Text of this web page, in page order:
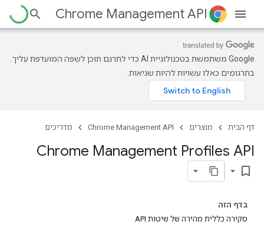
Chrome Management API
‫Google משתמשת בטכנולוגיית AI כדי לתרגם תוכן לשפה המועדפת עליך.
בתרגומים כאלו עשויות להיות שגיאות.
דף הבית מוצרים Chrome Management API מדריכים
Chrome Management Profiles API
bookmark_border
בדף הזה
סקירה כללית מהירה של שיטות API